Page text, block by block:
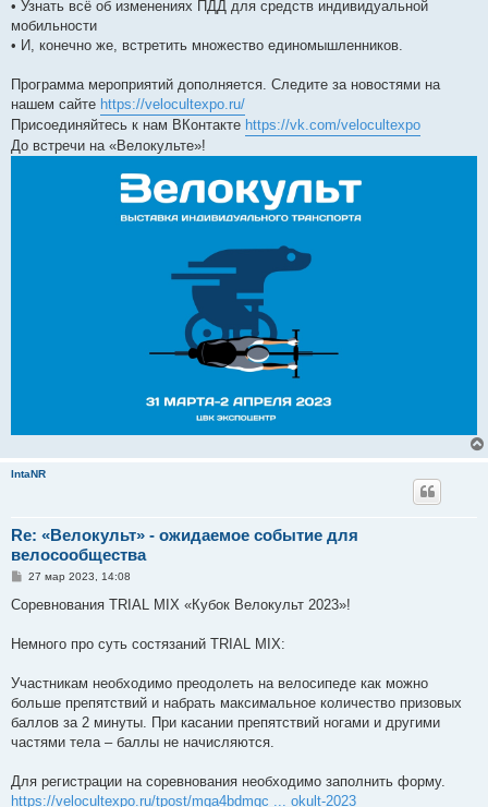
• Узнать всё об изменениях ПДД для средств индивидуальной
мобильности
• И, конечно же, встретить множество единомышленников.
Программа мероприятий дополняется. Следите за новостями на
нашем сайте https://velocultexpo.ru/
Присоединяйтесь к нам ВКонтакте https://vk.com/velocultexpo
До встречи на «Велокульте»!
IntaNR
Re: «Велокульт» - ожидаемое событие для
велосообщества
С
о
б
е
е
27 мар 2023, 14:08
Соревнования TRIAL MIX «Кубок Велокульт 2023»!
Немного про суть состязаний TRIAL MIX:
Участникам необходимо преодолеть на велосипеде как можно
больше препятствий и набрать максимальное количество призовых
баллов за 2 минуты. При касании препятствий ногами и другими
частями тела – баллы не начисляются.
Для регистрации на соревнования необходимо заполнить форму.
https://velocultexpo.ru/tpost/mga4bdmgc ... okult-2023